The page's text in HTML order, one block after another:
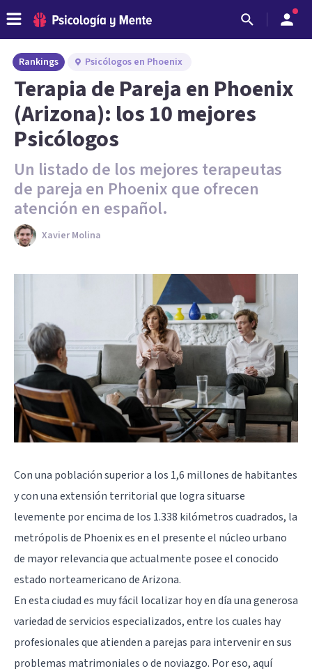
Rankings Psicólogos en Phoenix
Terapia de Pareja en Phoenix
(Arizona): los 10 mejores
Psicólogos
Un listado de los mejores terapeutas
de pareja en Phoenix que ofrecen
atención en español.
Xavier Molina
Con una población superior a los 1,6 millones de habitantes
y con una extensión territorial que logra situarse
levemente por encima de los 1.338 kilómetros cuadrados, la
metrópolis de Phoenix es en el presente el núcleo urbano
de mayor relevancia que actualmente posee el conocido
estado norteamericano de Arizona.
En esta ciudad es muy fácil localizar hoy en día una generosa
variedad de servicios especializados, entre los cuales hay
profesionales que atienden a parejas para intervenir en sus
problemas matrimoniales o de noviazgo. Por eso, aquí